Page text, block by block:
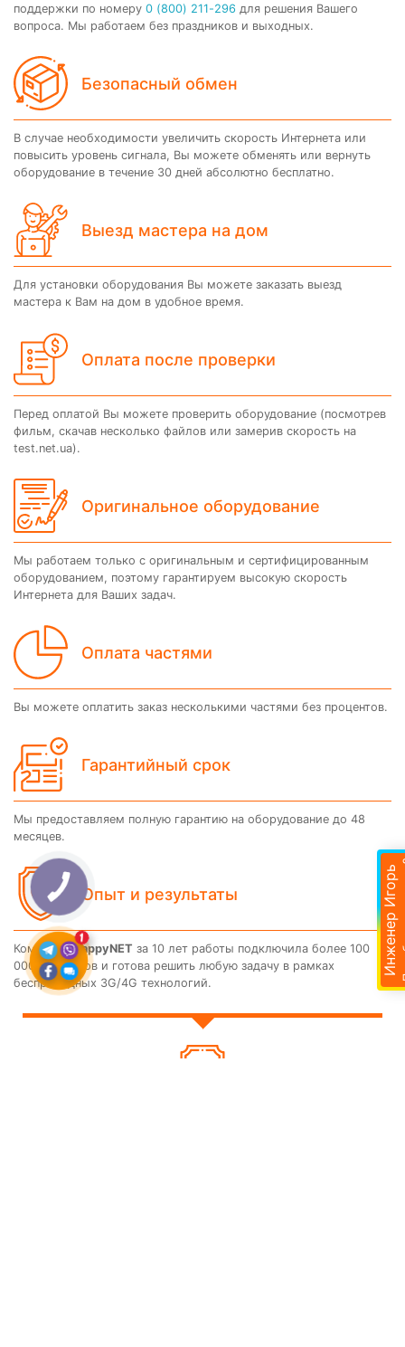
поддержки по номеру 0 (800) 211-296 для решения Вашего
вопроса. Мы работаем без праздников и выходных.
Безопасный обмен
В случае необходимости увеличить скорость Интернета или
повысить уровень сигнала, Вы можете обменять или вернуть
оборудование в течение 30 дней абсолютно бесплатно.
Выезд мастера на дом
Для установки оборудования Вы можете заказать выезд
мастера к Вам на дом в удобное время.
Оплата после проверки
Перед оплатой Вы можете проверить оборудование (посмотрев
фильм, скачав несколько файлов или замерив скорость на
test.net.ua).
Оригинальное оборудование
Мы работаем только с оригинальным и сертифицированным
оборудованием, поэтому гарантируем высокую скорость
Интернета для Ваших задач.
Оплата частями
Вы можете оплатить заказ несколькими частями без процентов.
Гарантийный срок
Мы предоставляем полную гарантию на оборудование до 48
месяцев.
Опыт и результаты
КомпанияHappyNET за 10 лет работы подключила более 100
000 абонентов и готова решить любую задачу в рамках
беспроводных 3G/4G технологий.
Инженер Игорь